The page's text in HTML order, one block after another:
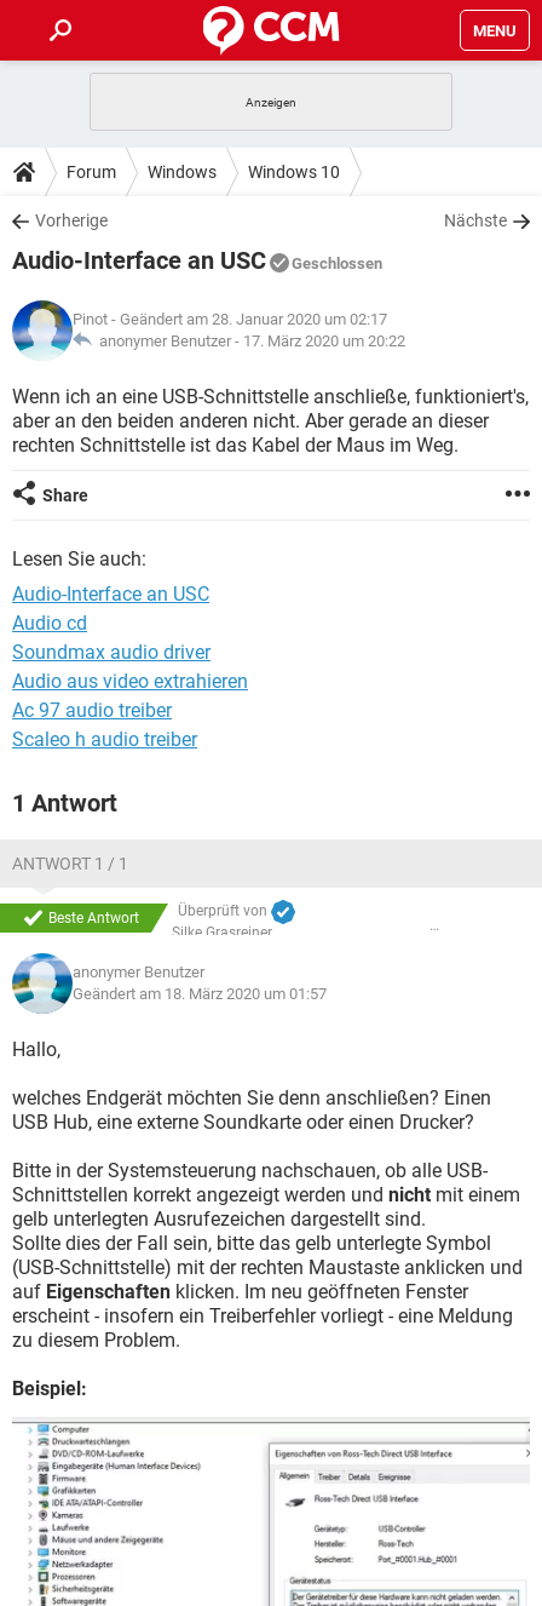
MENU
ANDROID IOS
WINDOWS 10
WHATSAPP TIKTOK
FACEBOOK
TIPPS & TRICKS
SPIELE STREAMING
WHATSAPP TIKTOK
FACEBOOK
DOWNLOADS
SPIELE STREAMING
ANDROID
WINDOWS 10 INSTAGRAM
WHATSAPP TIKTOK
FACEBOOK HARDWARE
SPIELE STREAMING
ANDROID
WINDOWS 10 INSTAGRAM
WHATSAPP TIKTOK
FACEBOOK
LEXIKON
SPIELE STREAMING
ANDROID IOS
WHATSAPP
FACEBOOK
Forum Windows Windows 10
Vorherige Nächste
Audio-Interface an USC Geschlossen
Pinot - Geändert am 28. Januar 2020 um 02:17
anonymer Benutzer - 17. März 2020 um 20:22
Wenn ich an eine USB-Schnittstelle anschließe, funktioniert's,
aber an den beiden anderen nicht. Aber gerade an dieser
rechten Schnittstelle ist das Kabel der Maus im Weg.
Share
Lesen Sie auch:
Audio-Interface an USC
Audio cd
Soundmax audio driver
Audio aus video extrahieren
Ac 97 audio treiber
Scaleo h audio treiber
1 Antwort
ANTWORT 1 / 1
Beste Antwort
Überprüft von
Silke Grasreiner
anonymer Benutzer
Geändert am 18. März 2020 um 01:57
Hallo,
welches Endgerät möchten Sie denn anschließen? Einen
USB Hub, eine externe Soundkarte oder einen Drucker?
Bitte in der Systemsteuerung nachschauen, ob alle USB-
Schnittstellen korrekt angezeigt werden und nicht mit einem
gelb unterlegten Ausrufezeichen dargestellt sind.
Sollte dies der Fall sein, bitte das gelb unterlegte Symbol
(USB-Schnittstelle) mit der rechten Maustaste anklicken und
auf Eigenschaften klicken. Im neu geöffneten Fenster
erscheint - insofern ein Treiberfehler vorliegt - eine Meldung
zu diesem Problem.
Beispiel: